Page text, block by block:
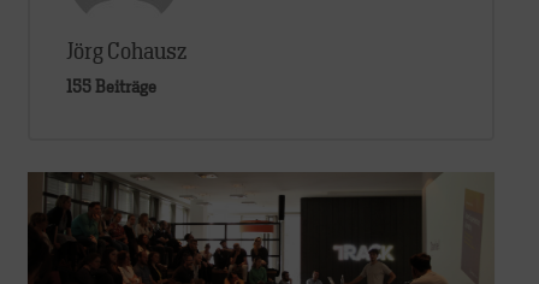
Jörg Cohausz
155 Beiträge